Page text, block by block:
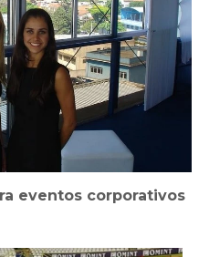
eventos corporativos